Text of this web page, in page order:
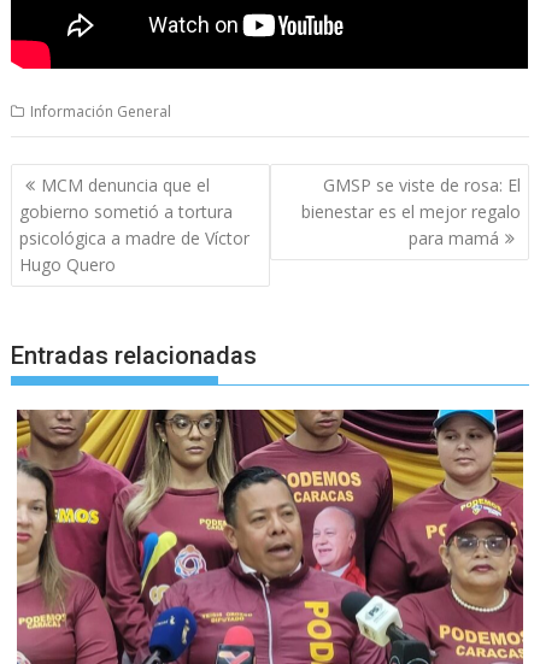
Información General
Navegación
de
entradas
MCM denuncia que el
gobierno sometió a tortura
psicológica a madre de Víctor
Hugo Quero
GMSP se viste de rosa: El
bienestar es el mejor regalo
para mamá
Entradas relacionadas